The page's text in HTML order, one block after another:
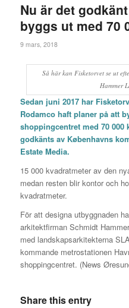
Nu är det
byggs ut med 70
9 mars, 2018
Så här kan Fisketorvet se ut
Hammer
Sedan juni 2017 har
Rodamco haft planer på att
shoppingcentret med 70 000
godkänts av Københavns
Estate Media.
15 000 kvadratmeter av den
medan resten blir kontor och
kvadratmeter.
För att designa utbyggnaden
arkitektfirman Schmidt
med landskapsarkitekterna
kommande metrostationen
shoppingcentret. (News
Share this entry